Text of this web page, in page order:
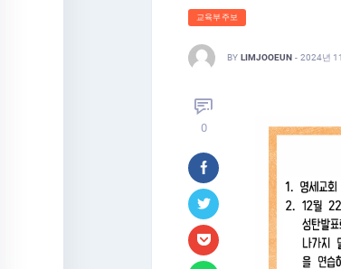
교육부주보
BY LIMJOOEUN - 2024년
0